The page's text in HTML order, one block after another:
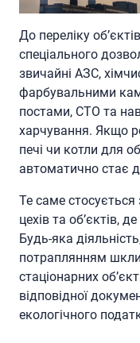
До переліку
спеціального
звичайні АЗС,
фарбувальними
постами, СТО та
харчування. Якщо
печі чи котли для
автоматично стає
Те саме
цехів та об’єктів,
Будь-яка
потраплянням
стаціонарних
відповідної
екологічного